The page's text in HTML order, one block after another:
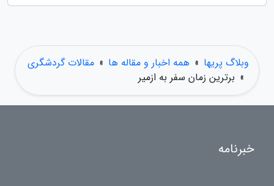
وبلاگ پریها » همه اخبار و مقاله ها » مقالات گردشگری
» برترین زمان سفر به ازمیر
خبرنامه